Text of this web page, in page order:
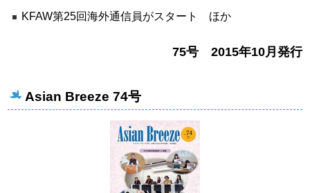
KFAW第25回海外通信員がスタート ほか
75号 2015年10月発行
Asian Breeze 74号